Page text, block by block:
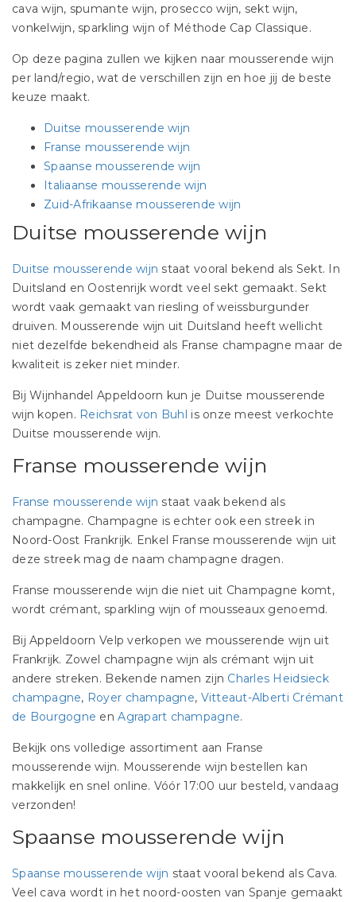
cava wijn, spumante wijn, prosecco wijn, sekt wijn,
vonkelwijn, sparkling wijn of Méthode Cap Classique.
Op deze pagina zullen we kijken naar mousserende wijn
per land/regio, wat de verschillen zijn en hoe jij de beste
keuze maakt.
Duitse mousserende wijn
Franse mousserende wijn
Spaanse mousserende wijn
Italiaanse mousserende wijn
Zuid-Afrikaanse mousserende wijn
Duitse mousserende wijn
Duitse mousserende wijn staat vooral bekend als Sekt. In
Duitsland en Oostenrijk wordt veel sekt gemaakt. Sekt
wordt vaak gemaakt van riesling of weissburgunder
druiven. Mousserende wijn uit Duitsland heeft wellicht
niet dezelfde bekendheid als Franse champagne maar de
kwaliteit is zeker niet minder.
Bij Wijnhandel Appeldoorn kun je Duitse mousserende
wijn kopen. Reichsrat von Buhl is onze meest verkochte
Duitse mousserende wijn.
Franse mousserende wijn
Franse mousserende wijn staat vaak bekend als
champagne. Champagne is echter ook een streek in
Noord-Oost Frankrijk. Enkel Franse mousserende wijn uit
deze streek mag de naam champagne dragen.
Franse mousserende wijn die niet uit Champagne komt,
wordt crémant, sparkling wijn of mousseaux genoemd.
Bij Appeldoorn Velp verkopen we mousserende wijn uit
Frankrijk. Zowel champagne wijn als crémant wijn uit
andere streken. Bekende namen zijn Charles Heidsieck
champagne, Royer champagne, Vitteaut-Alberti Crémant
de Bourgogne enAgrapart champagne.
Bekijk ons volledige assortiment aan Franse
mousserende wijn. Mousserende wijn bestellen kan
makkelijk en snel online. Vóór 17:00 uur besteld, vandaag
verzonden!
Spaanse mousserende wijn
Spaanse mousserende wijn staat vooral bekend als Cava.
Veel cava wordt in het noord-oosten van Spanje gemaakt